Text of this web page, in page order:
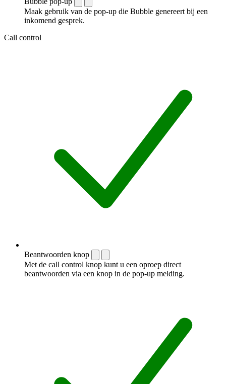
Maak gebruik van de pop-up die Bubble genereert bij een
inkomend gesprek.
Call control
Beantwoorden knop
Met de call control knop kunt u een oproep direct
beantwoorden via een knop in de pop-up melding.